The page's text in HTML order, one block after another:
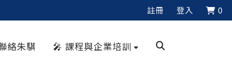
註冊 登入 0
絡朱騏 🎤 課程與企業培訓